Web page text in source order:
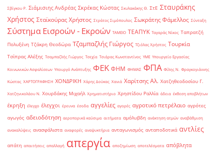
Σβίγκου Ρ. Σιάμισιης Ανδρέας Σκρέκας Κώστας Σκυλακάκης Θ. ΣτΕ Σταυράκης
Χρήστος Σταϊκούρας Χρήστος Στράτος Σιμόπουλος Σωκράτης Φάμελλος Σύνταξη
Σύστημα Εισροών - Εκροών ΤΑΜΕΙΟ ΤΕΑΠΥΚ Ταγαράς Νίκος Ταπρατζή
Πολυξένη Τζάκρη Θεοδώρα Τζαμπαζλής Γιώργος Τζιόλας Χρήστος Τουρκία
Τσίπρας Αλέξης Τσαμπαζλής Γιώργος Τσεχία Τσιάρας Κωνσταντίνος ΥΜΕ Υπουργείο Εργασίας
Κοινωνικών Ασφαλίσεων Υπουργό Ανάπτυξης ΦΕΚ ΦΗΜ ΦΗΜΑΣ ΦΠΑ Φίλης Ν. Φραγκογιάννης
Κώστας ΧΑΡΤΟΓΡΑΦΗΣΗ ΧΟΝΔΡΙΚΗ Χάρης Δούκας Χανιά Χαρίτσης Αλ. Χατζηθεοδοσίου Γ.
Χατζηνικολάου Ν. Χουρδάκης Μιχαήλ Χρηματιστήριο Χρηστίδου Ραλλία άδεια έκθεση αποβλήτων
έκρηξη έλεγχο έλεγχοι έρευνα έσοδα αγγελίες αγορές αγροτικό πετρέλαιο αγρότες
αγωγός αδειοδότηση αεροπορικά καύσιμα αιτήματα αμόλυβδη ανάκτηση ατμών αναβάθμιση
ανακαλύψεις ανασφάλιστα αναφορές αναψυκτήρια ανταγωνισμός ανταποδοτικά αντλίες
απάτη απαιτήσεις απαλλαγή απεργία αποζημίωση αποτελέσματα απόβλητα